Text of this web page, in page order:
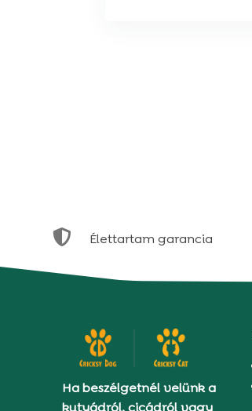
 Élettartam garancia
Ha beszélgetnél velünk a
kutyádról, cicádról vagy